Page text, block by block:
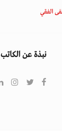
الفقي
نبذة عن الكاتب